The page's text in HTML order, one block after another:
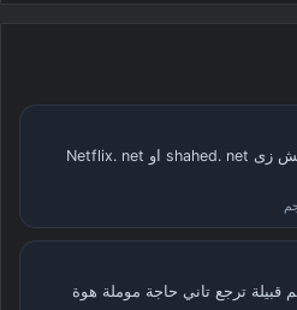
سيرفار سقط لية مقش زى shahed. net او Netflix. net
قبيلة ترجع تاني حاجة موملة هوة